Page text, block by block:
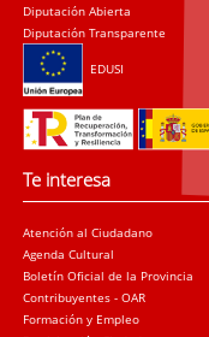
Diputación Abierta
Diputación Transparente
EDUSI
Te interesa
Atención al Ciudadano
Agenda Cultural
Boletín Oficial de la Provincia
Contribuyentes - OAR
Formación y Empleo